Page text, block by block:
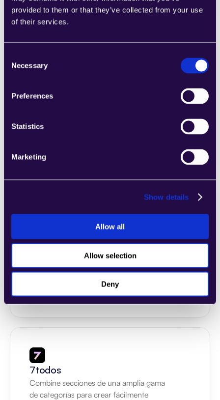
provided to them or that they’ve collected from your use
of their services.
Selection
Necessary
Preferences
Statistics
Marketing
Show details
Allow all
Allow selection
Deny
2markdown
de categorías para crear fácilmente
su empresa en crecimiento.
de categorías para crear fácilmente
páginas que satisfagan las necesidades de
su empresa en crecimiento.
7todos
Combine secciones de una amplia gama
de categorías para crear fácilmente